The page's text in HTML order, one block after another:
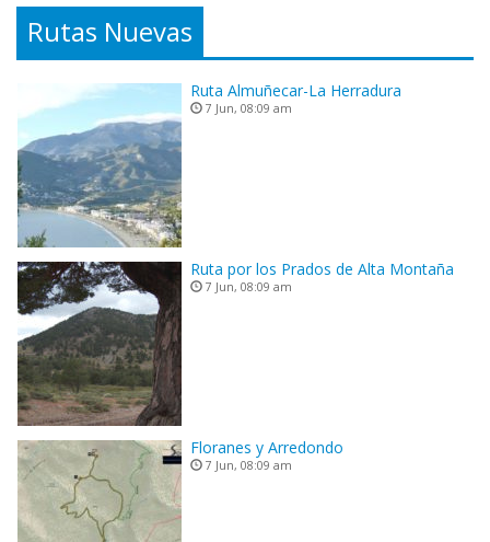
Rutas Nuevas
Ruta Almuñecar-La Herradura
7 Jun, 08:09 am
Ruta por los Prados de Alta Montaña
7 Jun, 08:09 am
Floranes y Arredondo
7 Jun, 08:09 am